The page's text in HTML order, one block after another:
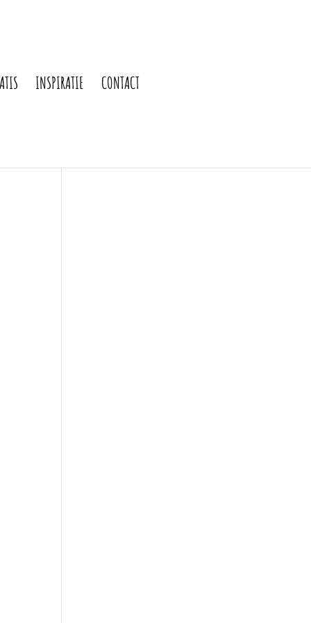
INSPIRATIE CONTACT